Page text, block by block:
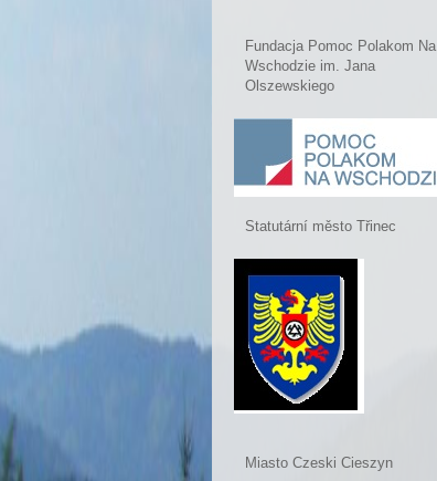
Fundacja Pomoc Polakom Na
Wschodzie im. Jana
Olszewskiego
Statutární město Třinec
Miasto Czeski Cieszyn